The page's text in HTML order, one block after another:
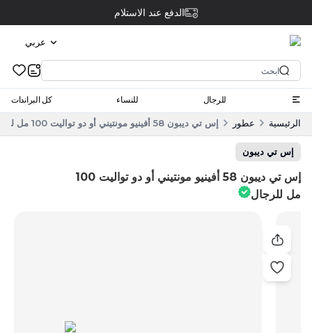
الدفع عند الاستلام
عربي
للرجال للنساء كل البراندات
الرئيسية عطور إس تي ديبون 58 أفينيو مونتيني أو دو تواليت 100 مل للرجال
إس تي ديبون
إس تي ديبون 58 أفينيو مونتيني أو دو تواليت 100
مل للرجال